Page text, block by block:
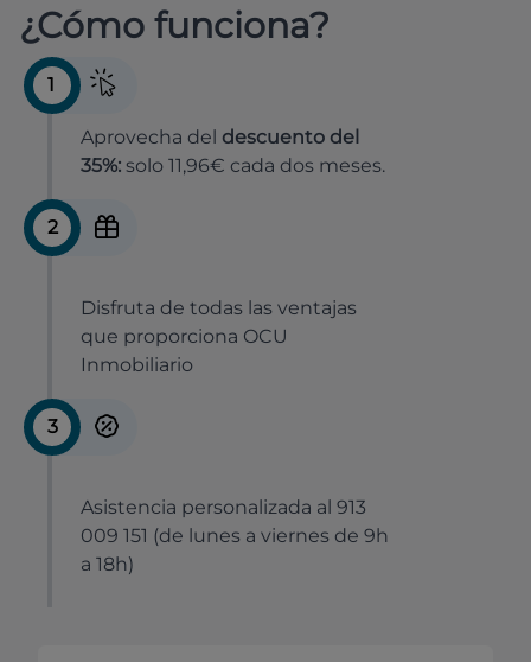
¿Cómo funciona?
1
Aprovecha del descuento del
35%: solo 11,96€ cada dos meses.
2
Disfruta de todas las ventajas
que proporciona OCU
Inmobiliario
3
Asistencia personalizada al 913
009 151 (de lunes a viernes de 9h
a 18h)